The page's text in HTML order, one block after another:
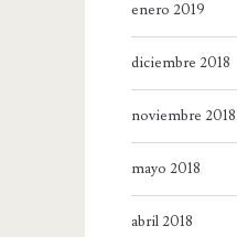
enero 2019
diciembre 2018
noviembre 2018
mayo 2018
abril 2018